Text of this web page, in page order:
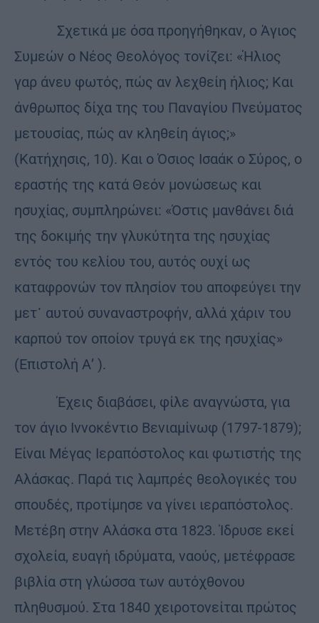
Σχετικά με όσα προηγήθηκαν, ο Άγιος
Συμεών ο Νέος Θεολόγος τονίζει: «Ήλιος
γαρ άνευ φωτός, πώς αν λεχθείη ήλιος; Και
άνθρωπος δίχα της του Παναγίου Πνεύματος
μετουσίας, πώς αν κληθείη άγιος;»
(Κατήχησις, 10). Και ο Όσιος Ισαάκ ο Σύρος, ο
εραστής της κατά Θεόν μονώσεως και
ησυχίας, συμπληρώνει: «Όστις μανθάνει διά
της δοκιμής την γλυκύτητα της ησυχίας
εντός του κελίου του, αυτός ουχί ως
καταφρονών τον πλησίον του αποφεύγει την
μετ᾿ αυτού συναναστροφήν, αλλά χάριν του
καρπού τον οποίον τρυγά εκ της ησυχίας»
(Επιστολή Α’ ).
Έχεις διαβάσει, φίλε αναγνώστα, για
τον άγιο Ιννοκέντιο Βενιαμίνωφ (1797-1879);
Είναι Μέγας Ιεραπόστολος και φωτιστής της
Αλάσκας. Παρά τις λαμπρές θεολογικές του
σπουδές, προτίμησε να γίνει ιεραπόστολος.
Μετέβη στην Αλάσκα στα 1823. Ίδρυσε εκεί
σχολεία, ευαγή ιδρύματα, ναούς, μετέφρασε
βιβλία στη γλώσσα των αυτόχθονου
πληθυσμού. Στα 1840 χειροτονείται πρώτος